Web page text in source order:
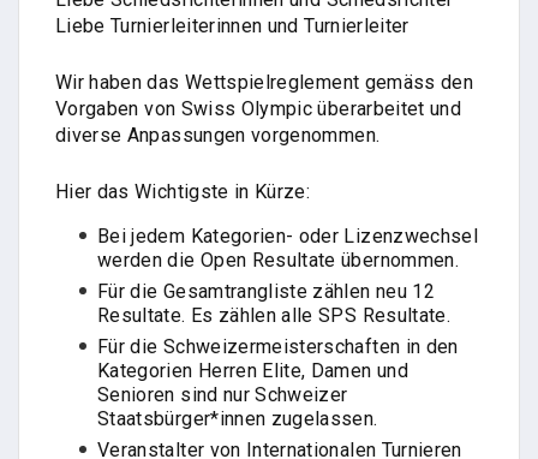
Liebe Turnierleiterinnen und Turnierleiter
Wir haben das Wettspielreglement gemäss den
Vorgaben von Swiss Olympic überarbeitet und
diverse Anpassungen vorgenommen.
Hier das Wichtigste in Kürze:
Bei jedem Kategorien- oder Lizenzwechsel
werden die Open Resultate übernommen.
Für die Gesamtrangliste zählen neu 12
Resultate. Es zählen alle SPS Resultate.
Für die Schweizermeisterschaften in den
Kategorien Herren Elite, Damen und
Senioren sind nur Schweizer
Staatsbürger*innen zugelassen.
Veranstalter von Internationalen Turnieren